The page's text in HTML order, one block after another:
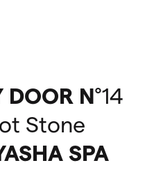
DOOR N°14
Stone
SPA